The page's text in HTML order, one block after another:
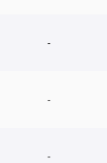
-
-
-